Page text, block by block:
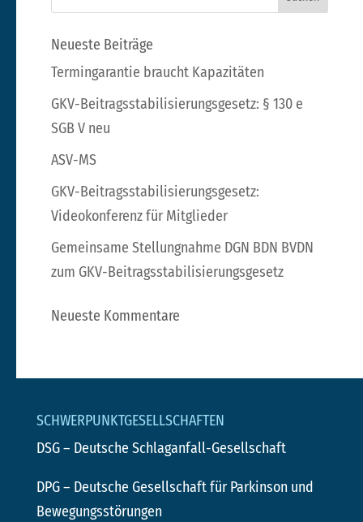
Neueste Beiträge
Termingarantie braucht Kapazitäten
GKV-Beitragsstabilisierungsgesetz: § 130 e
SGB V neu
ASV-MS
GKV-Beitragsstabilisierungsgesetz:
Videokonferenz für Mitglieder
Gemeinsame Stellungnahme DGN BDN BVDN
zum GKV-Beitragsstabilisierungsgesetz
Neueste Kommentare
SCHWERPUNKTGESELLSCHAFTEN
DSG– Deutsche Schlaganfall-Gesellschaft
DPG– Deutsche Gesellschaft für Parkinson und
Bewegungsstörungen